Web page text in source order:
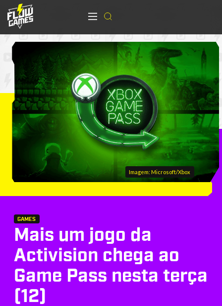
Imagem: Microsoft/Xbox
GAMES
Mais um jogo da
Activision chega ao
Game Pass nesta terça
(12)